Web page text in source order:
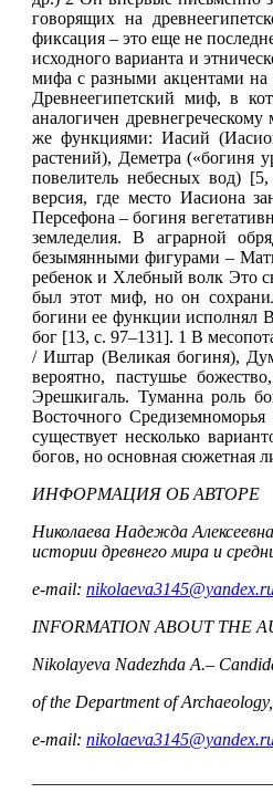
говорящих на
фиксация – это еще не
исходного варианта и
мифа с разными акцентами на
Древнеегипетский миф, в
аналогичен
же функциями: Иасий
растений), Деметра («богиня
повелитель небесных вод)
версия, где место Иасиона
Персефона – богиня
земледелия. В аграрной
безымянными фигурами –
ребенок и Хлебный волк Это
был этот миф, но он
богини ее функции исполнял
бог [13, с. 97–131]. 1 В
/ Иштар (Великая богиня),
вероятно, пастушье
Эрешкигаль. Туманна роль
Восточного
существует несколько
богов, но основная сюжетная
ИНФОРМАЦИЯ ОБ АВТОРЕ
Николаева Надежда
истории древнего мира и
e-mail:
INFORMATION ABOUT THE
Nikolayeva Nadezhda A.–
of the Department of
e-mail: